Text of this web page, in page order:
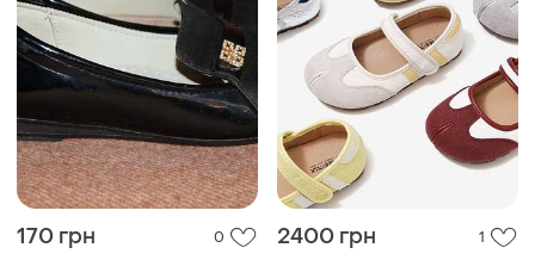
170 грн 0 2400 грн 1